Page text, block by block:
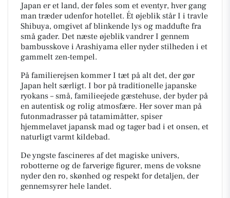
Japan er et land, der føles som et eventyr, hver gang
man træder udenfor hotellet. Ét øjeblik står I i travle
Shibuya, omgivet af blinkende lys og maddufte fra
små gader. Det næste øjeblik vandrer I gennem
bambusskove i Arashiyama eller nyder stilheden i et
gammelt zen-tempel.
På familierejsen kommer I tæt på alt det, der gør
Japan helt særligt. I bor på traditionelle japanske
ryokans – små, familieejede gæstehuse, der byder på
en autentisk og rolig atmosfære. Her sover man på
futonmadrasser på tatamimåtter, spiser
hjemmelavet japansk mad og tager bad i et onsen, et
naturligt varmt kildebad.
De yngste fascineres af det magiske univers,
robotterne og de farverige figurer, mens de voksne
nyder den ro, skønhed og respekt for detaljen, der
gennemsyrer hele landet.